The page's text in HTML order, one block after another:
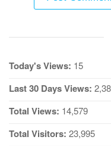
Today's Views: 15
Last 30 Days Views:
Total Views: 14,579
Total Visitors: 23,995